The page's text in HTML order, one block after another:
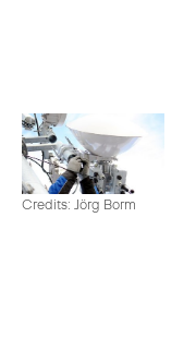
Credits: Jörg Borm